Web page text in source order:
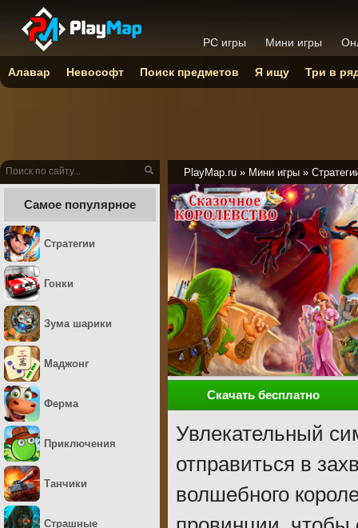
PlayMap.ru » Мини игры »
Скачать бесплатно
Увлекательный
отправиться в
волшебного
Самое популярное
Стратегии
Гонки
Зума шарики
Маджонг
Ферма
Приключения
Танчики
Страшные
PC игры Мини игры
Алавар Невософт Поиск предметов Я ищу Три в